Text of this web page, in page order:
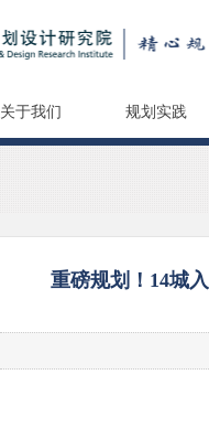
关于我们 规划实践
重磅规划！14城